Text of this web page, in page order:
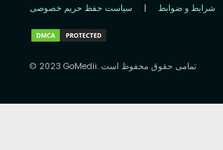
سیاست حفظ حریم خصوصی | شرایط و ضوابط
© 2023 GoMedii. تمامی حقوق محفوظ است